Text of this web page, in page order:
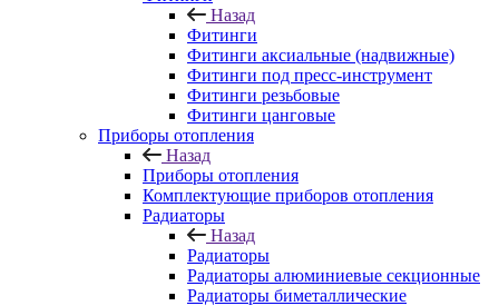
Назад
Фитинги
Фитинги аксиальные (надвижные)
Фитинги под пресс-инструмент
Фитинги резьбовые
Фитинги цанговые
Приборы отопления
Назад
Приборы отопления
Комплектующие приборов отопления
Радиаторы
Назад
Радиаторы
Радиаторы алюминиевые секционные
Радиаторы биметаллические